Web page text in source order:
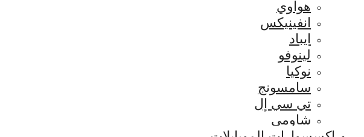
هواوي
انفينيكس
ايباد
لينوفو
نوكيا
سامسونج
تي سي إل
شاومي